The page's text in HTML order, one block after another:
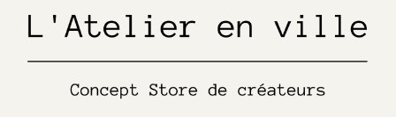
product
page